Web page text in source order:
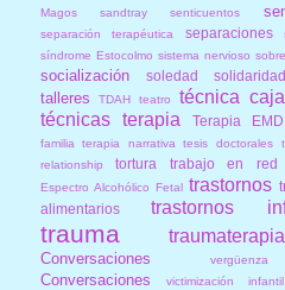
Magos
sandtray senticuentos
separación terapéutica separaciones
síndrome Estocolmo sistema nervioso
socialización soledad solidaridad
talleres TDAH teatro
técnica
técnicas
terapia Terapia
familia
terapia narrativa tesis doctorales
relationship
tortura trabajo en red
Espectro Alcohólico Fetal trastornos
alimentarios
trastornos
trauma traumaterapia
Conversaciones
vergüenza
Conversaciones
victimización infantil